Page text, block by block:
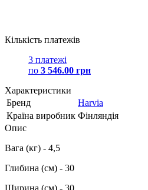
Кількість платежів
3 платежі
по 3 546.00 грн
Характеристики
Бренд
Harvia
Країна виробник Фінляндія
Опис
Вага (кг) - 4,5
Глибина (см) - 30
Ширина (см) - 30